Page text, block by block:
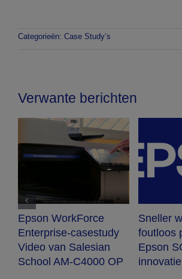
Categorieën: Case Study’s
Verwante berichten
casestudy
Salesian
C4000 OP
Sneller wrappen,
foutloos printen:
Epson SC-R5000
innovatie helpt